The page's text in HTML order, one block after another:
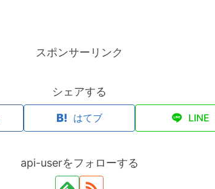
スポンサーリンク
シェアする
はてブ LINE
api-userをフォローする